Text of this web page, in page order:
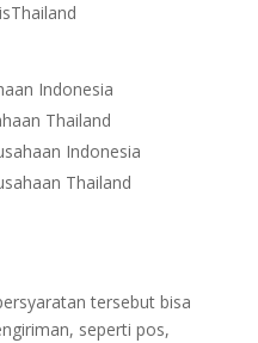
Indonesia
Thailand
Indonesia
Thailand
tersebut bisa
seperti pos,